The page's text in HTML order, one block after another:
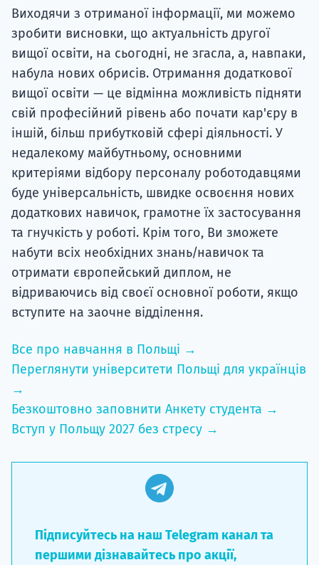
Виходячи з отриманої інформації, ми можемо
зробити висновки, що актуальність другої
вищої освіти, на сьогодні, не згасла, а, навпаки,
набула нових обрисів. Отримання додаткової
вищої освіти — це відмінна можливість підняти
свій професійний рівень або почати кар'єру в
іншій, більш прибутковій сфері діяльності. У
недалекому майбутньому, основними
критеріями відбору персоналу роботодавцями
буде універсальність, швидке освоєння нових
додаткових навичок, грамотне їх застосування
та гнучкість у роботі. Крім того, Ви зможете
набути всіх необхідних знань/навичок та
отримати європейський диплом, не
відриваючись від своєї основної роботи, якщо
вступите на заочне відділення.
Все про навчання в Польщі →
Переглянути університети Польщі для українців
→
Безкоштовно заповнити Анкету студента →
Вступ у Польщу 2027 без стресу →
Підписуйтесь на наш Telegram канал та
першими дізнавайтесь про акції,